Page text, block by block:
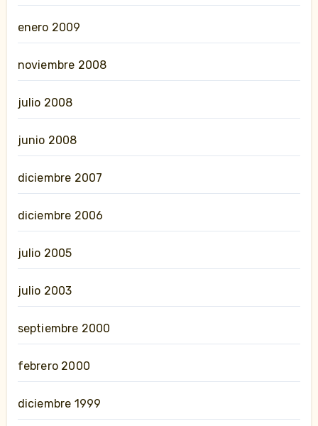
enero 2009
noviembre 2008
julio 2008
junio 2008
diciembre 2007
diciembre 2006
julio 2005
julio 2003
septiembre 2000
febrero 2000
diciembre 1999